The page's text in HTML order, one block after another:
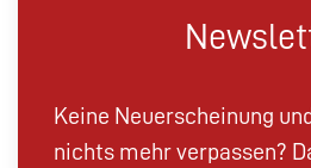
Keine Neuerscheinung
nichts mehr verpassen?